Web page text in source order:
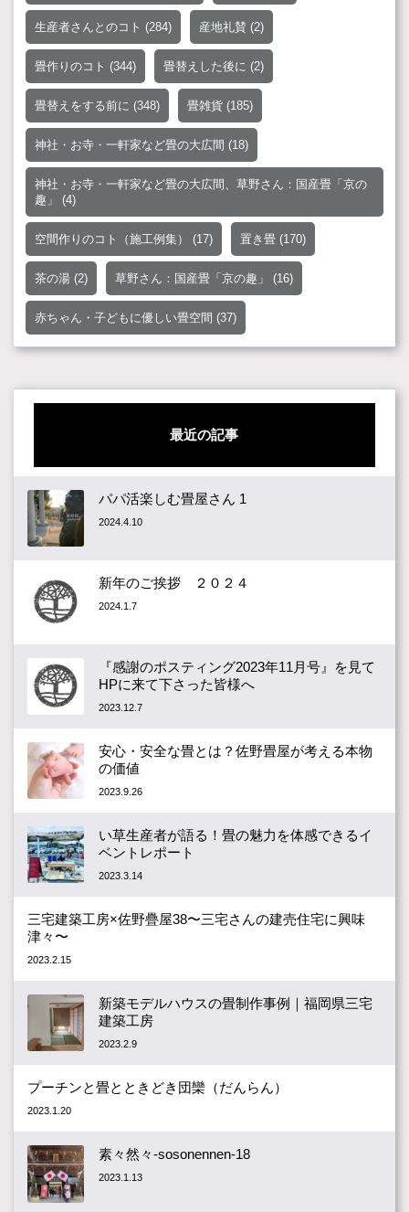
生産者さんとのコト (284) 産地礼賛 (2)
畳作りのコト (344) 畳替えした後に (2)
畳替えをする前に (348) 畳雑貨 (185)
神社・お寺・一軒家など畳の大広間 (18)
神社・お寺・一軒家など畳の大広間、草野さん：国産畳「京の
趣」
(4)
空間作りのコト（施工例集） (17) 置き畳 (170)
茶の湯 (2) 草野さん：国産畳「京の趣」 (16)
赤ちゃん・子どもに優しい畳空間 (37)
最近の記事
パパ活楽しむ畳屋さん 1
2024.4.10
新年のご挨拶 ２０２４
2024.1.7
『感謝のポスティング2023年11月号』を見て
HPに来て下さった皆様へ
2023.12.7
安心・安全な畳とは？佐野畳屋が考える本物
の価値
2023.9.26
い草生産者が語る！畳の魅力を体感できるイ
ベントレポート
2023.3.14
三宅建築工房×佐野疊屋38〜三宅さんの建売住宅に興味
津々〜
2023.2.15
新築モデルハウスの畳制作事例｜福岡県三宅
建築工房
2023.2.9
プーチンと畳とときどき団欒（だんらん）
2023.1.20
素々然々-sosonennen-18
2023.1.13